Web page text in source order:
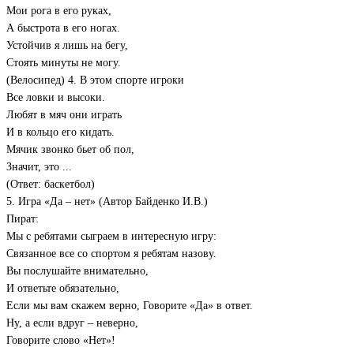
Мои рога в его руках,
А быстрота в его ногах.
Устойчив я лишь на бегу,
Стоять минуты не могу.
(Велосипед) 4. В этом спорте игроки
Все ловки и высоки.
Любят в мяч они играть
И в кольцо его кидать.
Мячик звонко бьет об пол,
Значит, это ...
(Ответ: баскетбол)
5. Игра «Да – нет» (Автор Байденко И.В.)
Пират:
Мы с ребятами сыграем в интересную игру:
Связанное все со спортом я ребятам назову.
Вы послушайте внимательно,
И ответьте обязательно,
Если мы вам скажем верно, Говорите «Да» в ответ.
Ну, а если вдруг – неверно,
Говорите слово «Нет»!